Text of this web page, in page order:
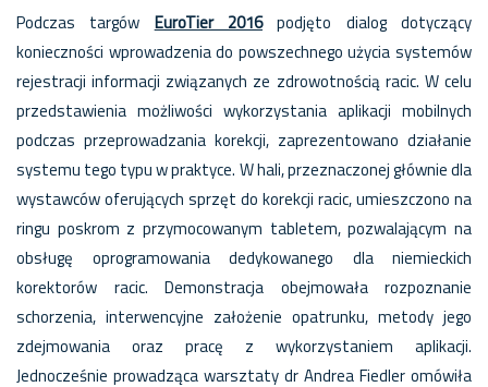
Podczas targów EuroTier 2016podjęto dialog dotyczący
konieczności wprowadzenia do powszechnego użycia systemów
rejestracji informacji związanych ze zdrowotnością racic. W celu
przedstawienia możliwości wykorzystania aplikacji mobilnych
podczas przeprowadzania korekcji, zaprezentowano działanie
systemu tego typu w praktyce. W hali, przeznaczonej głównie dla
wystawców oferujących sprzęt do korekcji racic, umieszczono na
ringu poskrom z przymocowanym tabletem, pozwalającym na
obsługę oprogramowania dedykowanego dla niemieckich
korektorów racic. Demonstracja obejmowała rozpoznanie
schorzenia, interwencyjne założenie opatrunku, metody jego
zdejmowania oraz pracę z wykorzystaniem aplikacji.
Jednocześnie prowadząca warsztaty dr Andrea Fiedler omówiła